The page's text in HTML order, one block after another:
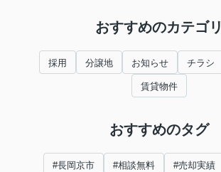
おすすめのカテゴリ
採用 分譲地 お知らせ チラシ
賃貸物件
おすすめのタグ
#長岡京市 #相談無料 #売却実績